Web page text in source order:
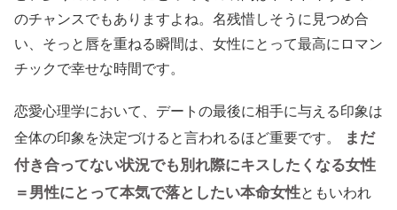
のチャンスでもありますよね。名残惜しそうに見つめ合
い、そっと唇を重ねる瞬間は、女性にとって最高にロマン
チックで幸せな時間です。
恋愛心理学において、デートの最後に相手に与える印象は
全体の印象を決定づけると言われるほど重要です。
まだ
付き合ってない状況でも別れ際にキスしたくなる女性
＝男性にとって本気で落としたい本命女性ともいわれ